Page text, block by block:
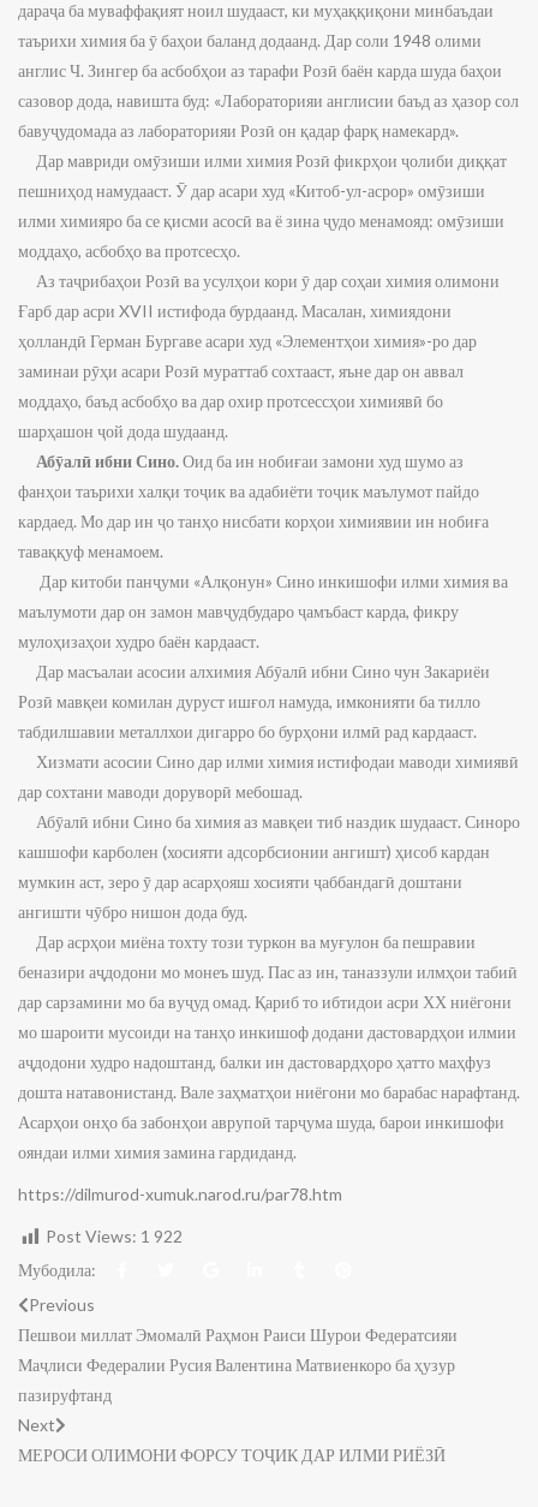
дараҷа ба муваффақият ноил шудааст, ки муҳаққиқони минбаъдаи
таърихи химия ба ӯ баҳои баланд додаанд. Дар соли 1948 олими
англис Ч. Зингер ба асбобҳои аз тарафи Розӣ баён карда шуда баҳои
сазовор дода, навишта буд: «Лабораторияи англисии баъд аз ҳазор сол
бавуҷудомада аз лабораторияи Розӣ он қадар фарқ намекард».
Дар мавриди омӯзиши илми химия Розӣ фикрҳои ҷолиби диққат
пешниҳод намудааст. Ӯ дар асари худ «Китоб-ул-асрор» омӯзиши
илми химияро ба се қисми асосӣ ва ё зина ҷудо менамояд: омӯзиши
моддаҳо, асбобҳо ва протсесҳо.
Аз таҷрибаҳои Розӣ ва усулҳои кори ӯ дар соҳаи химия олимони
Ғарб дар асри XVII истифода бурдаанд. Масалан, химиядони
ҳолландӣ Герман Бургаве асари худ «Элементҳои химия»-ро дар
заминаи рӯҳи асари Розӣ мураттаб сохтааст, яъне дар он аввал
моддаҳо, баъд асбобҳо ва дар охир протсессҳои химиявӣ бо
шарҳашон ҷой дода шудаанд.
Абӯалӣ ибни Сино.Оид ба ин нобиғаи замони худ шумо аз
фанҳои таърихи халқи тоҷик ва адабиёти тоҷик маълумот пайдо
кардаед. Мо дар ин ҷо танҳо нисбати корҳои химиявии ин нобиға
таваққуф менамоем.
Дар китоби панҷуми «Алқонун» Сино инкишофи илми химия ва
маълумоти дар он замон мавҷудбударо ҷамъбаст карда, фикру
мулоҳизаҳои худро баён кардааст.
Дар масъалаи асосии алхимия Абӯалӣ ибни Сино чун Закариёи
Розӣ мавқеи комилан дуруст ишғол намуда, имконияти ба тилло
табдилшавии металлхои дигарро бо бурҳони илмӣ рад кардааст.
Хизмати асосии Сино дар илми химия истифодаи маводи химиявӣ
дар сохтани маводи доруворӣ мебошад.
Абӯалӣ ибни Сино ба химия аз мавқеи тиб наздик шудааст. Синоро
кашшофи карболен (хосияти адсорбсионии ангишт) ҳисоб кардан
мумкин аст, зеро ӯ дар асарҳояш хосияти ҷаббандагӣ доштани
ангишти чӯбро нишон дода буд.
Дар асрҳои миёна тохту този туркон ва муғулон ба пешравии
беназири аҷдодони мо монеъ шуд. Пас аз ин, таназзули илмҳои табиӣ
дар сарзамини мо ба вуҷуд омад. Қариб то ибтидои асри ХХ ниёгони
мо шароити мусоиди на танҳо инкишоф додани дастовардҳои илмии
аҷдодони худро надоштанд, балки ин дастовардҳоро ҳатто маҳфуз
дошта натавонистанд. Вале заҳматҳои ниёгони мо барабас нарафтанд.
Асарҳои онҳо ба забонҳои аврупоӣ тарҷума шуда, барои инкишофи
ояндаи илми химия замина гардиданд.
https://dilmurod-xumuk.narod.ru/par78.htm
Post Views: 1 922
Мубодила:
Previous
Пешвои миллат Эмомалӣ Раҳмон Раиси Шурои Федератсияи
Маҷлиси Федералии Русия Валентина Матвиенкоро ба ҳузур
пазируфтанд
Next
МЕРОСИ ОЛИМОНИ ФОРСУ ТОҶИК ДАР ИЛМИ РИЁЗӢ